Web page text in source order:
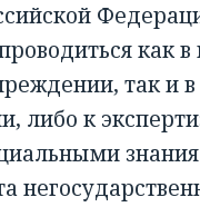
как в
так и
либо к